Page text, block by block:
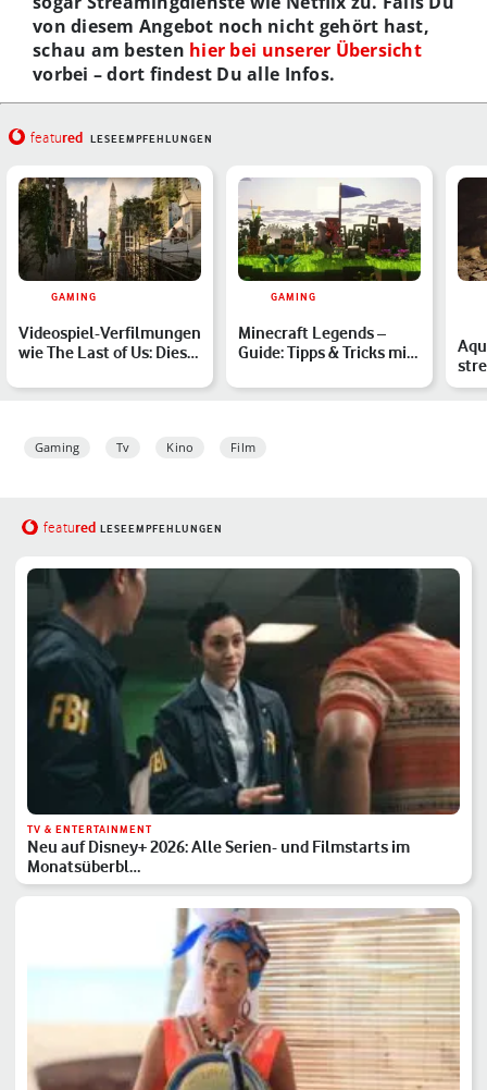
von diesem Angebot noch nicht gehört hast,
schau am besten hier bei unserer Übersicht
vorbei – dort findest Du alle Infos.
featured LESEEMPFEHLUNGEN
GAMING
Videospiel-Verfilmungen
wie The Last of Us: Diese
GAMING
Minecraft Legends –
Guide: Tipps & Tricks mit
Gaming Tv Kino Film
featured LESEEMPFEHLUNGEN
TV & ENTERTAINMENT
Neu auf Disney+ 2026: Alle Serien- und Filmstarts im
Monatsüberbl…